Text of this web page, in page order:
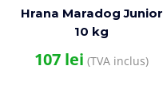
Hrana Maradog Junior
10 kg
107 lei (TVA inclus)